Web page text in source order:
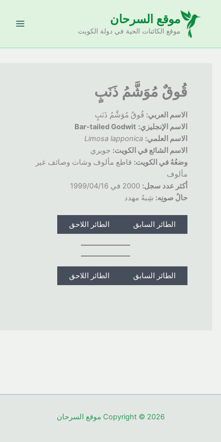
موقع السرحان
موقع الكائنات الحية في دولة الكويت
قُوقٌ مُوَشَّمُ ذَنَبٍ
الاسم العربي:قُوقٌ مُوَشَّمُ ذَنَبٍ
الاسم الإنجليزي: Bar-tailed Godwit
الاسم العلمي: Limosa lapponica
الاسم الشائع في الكويت:جويري
وضعُهُ في الكويت:قاطع مألوف وشات وصائف غير
مألوف
أكثر عدد سجل:2000 في 1999/04/16
حالُ صونِه: شِبهُ مهدد
الطائر السابق الطائر اللاحق
الطائر السابق الطائر اللاحق
Copyright © 2026 موقع السرحان